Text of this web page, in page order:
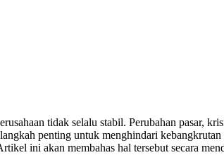
tidak selalu stabil. Perubahan pasar,
penting untuk menghindari
ini akan membahas hal tersebut secara